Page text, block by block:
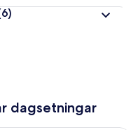
dagsetningar